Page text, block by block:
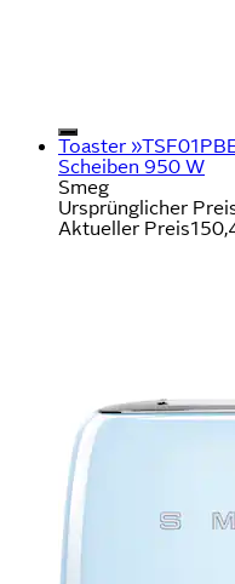
Toaster
Scheiben 950 W
Smeg
Ursprünglicher
Aktueller Preis